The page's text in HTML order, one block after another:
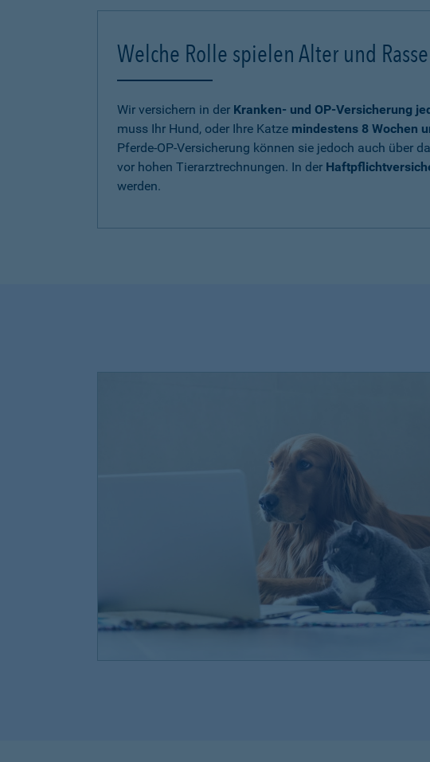
Welche Rolle spielen Alter und
Wir versichern in der Kranken- und OP-Versicherung
muss Ihr Hund, oder Ihre Katze mindestens 8 Wochen
Pferde-OP-Versicherung können sie jedoch auch über
vor hohen Tierarztrechnungen. In der
werden.